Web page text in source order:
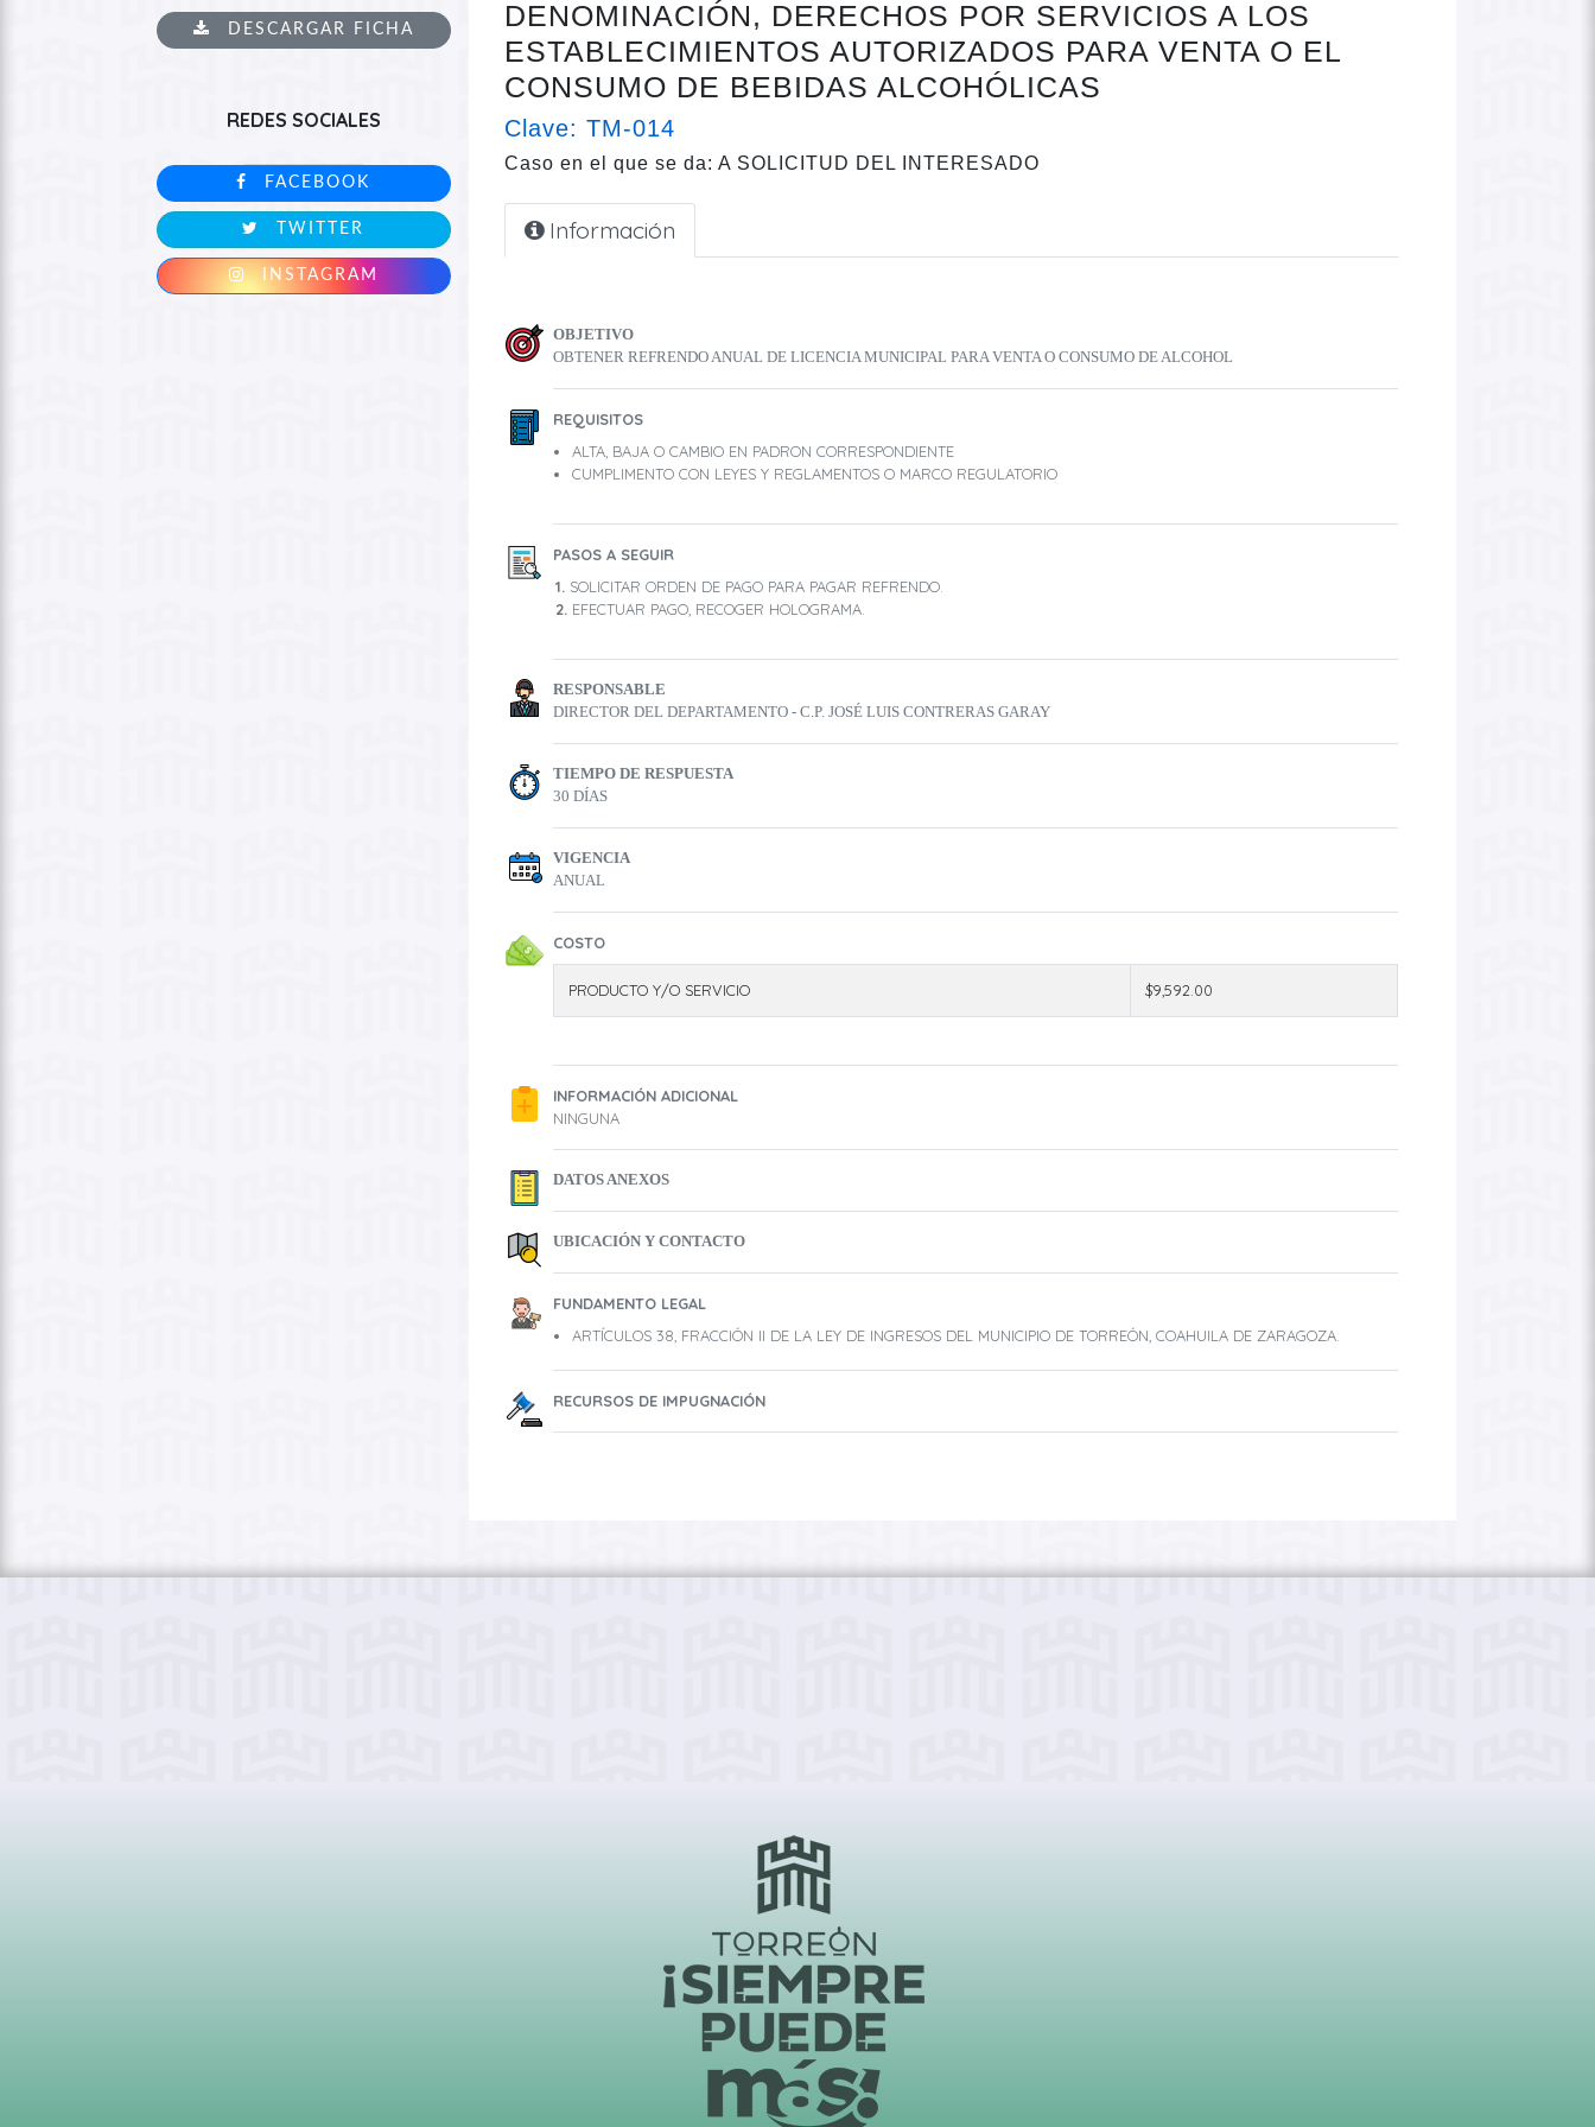
DESCARGAR FICHA
REDES SOCIALES
FACEBOOK
TWITTER
INSTAGRAM
DENOMINACIÓN, DERECHOS POR SERVICIOS A LOS
ESTABLECIMIENTOS AUTORIZADOS PARA VENTA O EL
CONSUMO DE BEBIDAS ALCOHÓLICAS
Clave: TM-014
Caso en el que se da: A SOLICITUD DEL INTERESADO
Información
OBJETIVO
OBTENER REFRENDO ANUAL DE LICENCIA MUNICIPAL PARA VENTA O CONSUMO DE ALCOHOL
REQUISITOS
ALTA, BAJA O CAMBIO EN PADRON CORRESPONDIENTE
CUMPLIMENTO CON LEYES Y REGLAMENTOS O MARCO REGULATORIO
PASOS A SEGUIR
SOLICITAR ORDEN DE PAGO PARA PAGAR REFRENDO.
EFECTUAR PAGO, RECOGER HOLOGRAMA.
RESPONSABLE
DIRECTOR DEL DEPARTAMENTO - C.P. JOSÉ LUIS CONTRERAS GARAY
TIEMPO DE RESPUESTA
30 DÍAS
VIGENCIA
ANUAL
COSTO
PRODUCTO Y/O SERVICIO $9,592.00
INFORMACIÓN ADICIONAL
NINGUNA
DATOS ANEXOS
UBICACIÓN Y CONTACTO
FUNDAMENTO LEGAL
ARTÍCULOS 38, FRACCIÓN II DE LA LEY DE INGRESOS DEL MUNICIPIO DE TORREÓN, COAHUILA DE ZARAGOZA.
RECURSOS DE IMPUGNACIÓN